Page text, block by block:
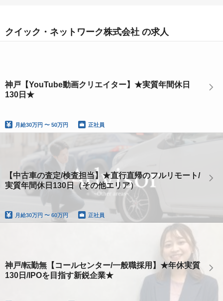
クイック・ネットワーク株式会社 の求人
神戸【YouTube動画クリエイター】★実質年間休日
130日★
月給30万円 〜 50万円 正社員
【中古車の査定/検査担当】★直行直帰のフルリモート/
実質年間休日130日（その他エリア）
月給30万円 〜 60万円 正社員
神戸/転勤無【コールセンター/一般職採用】★年休実質
130日/IPOを目指す新鋭企業★